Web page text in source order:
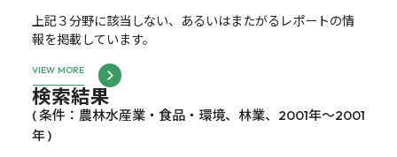
上記３分野に該当しない、あるいはまたがるレポートの情
報を掲載しています。
VIEW MORE
検索結果
( 条件：農林水産業・食品・環境、林業、2001年～2001
年 )